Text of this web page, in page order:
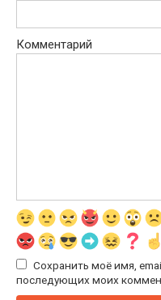
Комментарий
Сохранить моё имя,
последующих моих